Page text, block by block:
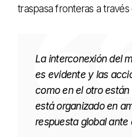
traspasa fronteras a través
La interconexión del
es evidente y las
como en el otro están
está organizado en
respuesta global ante